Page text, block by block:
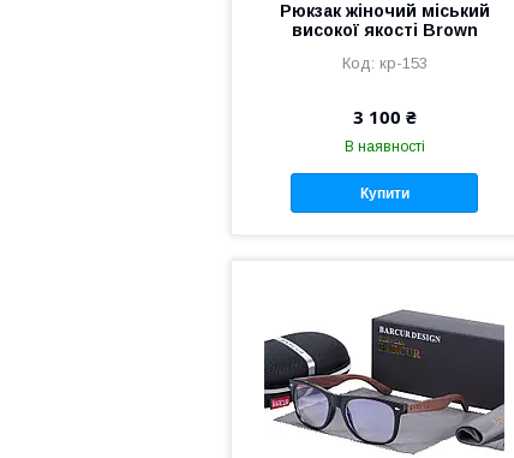
Рюкзак жіночий міський
високої якості Brown
кр-153
3 100 ₴
В наявності
Купити